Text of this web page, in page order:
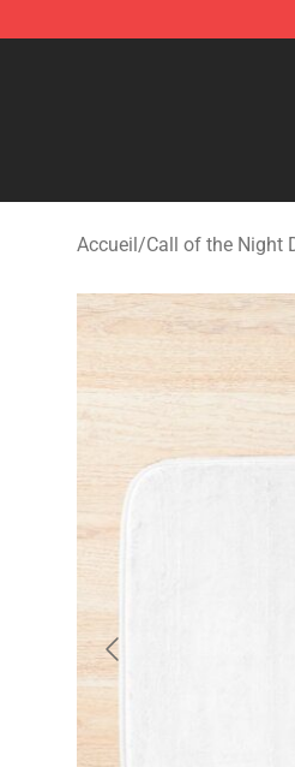
Accueil/Call of the Night